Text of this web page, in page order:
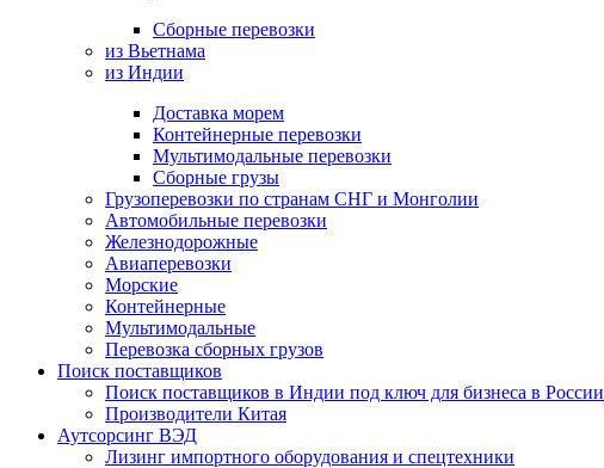
Сборные перевозки
из Вьетнама
из Индии
Доставка морем
Контейнерные перевозки
Мультимодальные перевозки
Сборные грузы
Грузоперевозки по странам СНГ и Монголии
Автомобильные перевозки
Железнодорожные
Авиаперевозки
Морские
Контейнерные
Мультимодальные
Перевозка сборных грузов
Поиск поставщиков
Поиск поставщиков в Индии под ключ для бизнеса в России
Производители Китая
Аутсорсинг ВЭД
Лизинг импортного оборудования и спецтехники